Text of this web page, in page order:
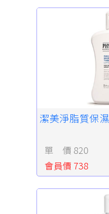
潔美淨脂質保
單 價 820
會員價 738